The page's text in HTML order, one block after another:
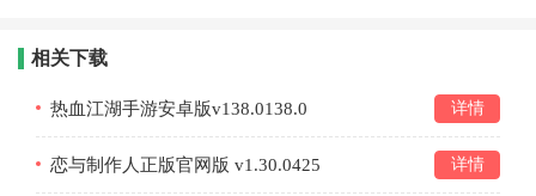
相关下载
热血江湖手游安卓版v138.0138.0 详情
恋与制作人正版官网版 v1.30.0425 详情